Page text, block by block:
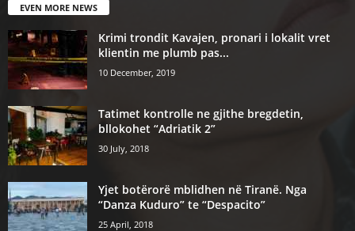
EVEN MORE NEWS
Krimi trondit Kavajen, pronari i lokalit vret
klientin me plumb pas...
10 December, 2019
Tatimet kontrolle ne gjithe bregdetin,
bllokohet “Adriatik 2”
30 July, 2018
Yjet botërorë mblidhen në Tiranë. Nga
“Danza Kuduro” te “Despacito”
25 April, 2018